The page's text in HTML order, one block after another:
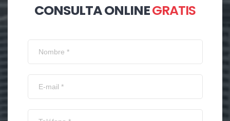
CONSULTA ONLINEGRATIS